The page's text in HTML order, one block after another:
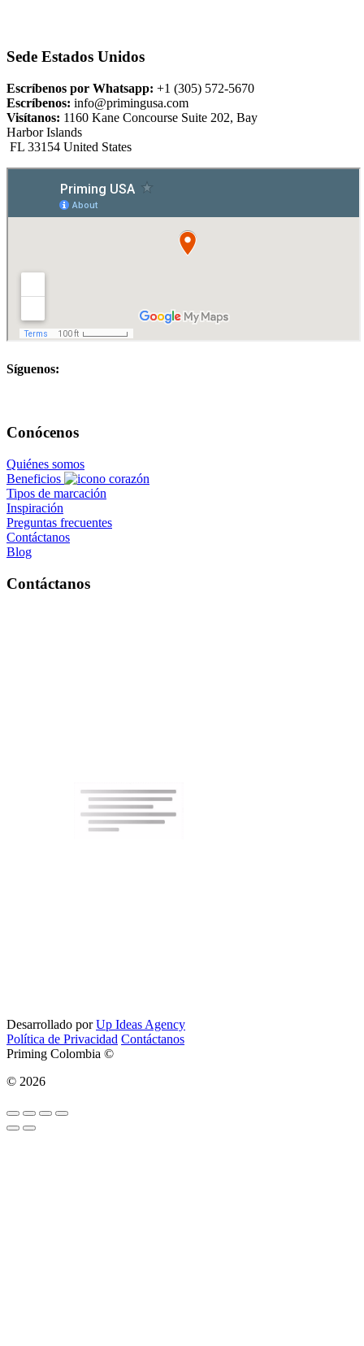
Sede Estados Unidos
Escríbenos por Whatsapp: +1 (305) 572-5670
Escríbenos: info@primingusa.com
Visítanos: 1160 Kane Concourse Suite 202, Bay
Harbor Islands
FL 33154 United States
Síguenos:
Conócenos
Quiénes somos
Beneficios
Tipos de marcación
Inspiración
Preguntas frecuentes
Contáctanos
Blog
Contáctanos
Desarrollado porUp Ideas Agency
Política de Privacidad Contáctanos
Priming Colombia ©
© 2026